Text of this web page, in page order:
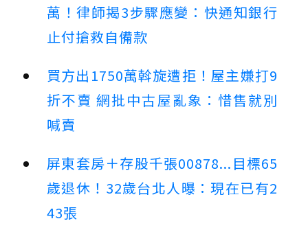
萬！律師揭3步驟應變：快通知銀行
止付搶救自備款
買方出1750萬斡旋遭拒！屋主嫌打9
折不賣 網批中古屋亂象：惜售就別
喊賣
屏東套房＋存股千張00878...目標65
歲退休！32歲台北人曝：現在已有2
43張